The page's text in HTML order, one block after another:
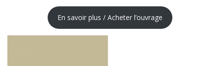
En savoir plus / Acheter l’ouvrage